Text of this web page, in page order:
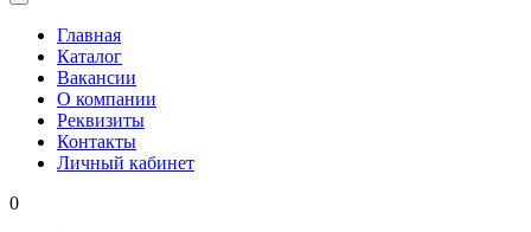
Главная
Каталог
Вакансии
О компании
Реквизиты
Контакты
Личный кабинет
0